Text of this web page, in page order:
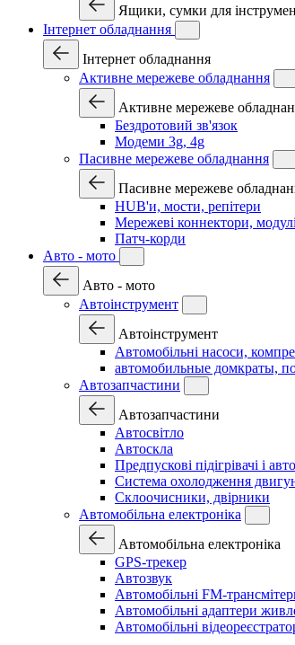
Ящики, сумки для
Інтернет обладнання
Інтернет обладнання
Активне мережеве обладнання
Активне мережеве
Бездротовий зв'язок
Модеми 3g, 4g
Пасивне мережеве обладнання
Пасивне мережеве
HUB'и, мости, репітери
Мережеві коннектори,
Патч-корди
Авто - мото
Авто - мото
Автоінструмент
Автоінструмент
Автомобільні насоси,
автомобильные домкраты,
Автозапчастини
Автозапчастини
Автосвітло
Автоскла
Предпускові підігрівачі і
Система охолодження
Склоочисники, двірники
Автомобільна електроніка
Автомобільна електроніка
GPS-трекер
Автозвук
Автомобільні FM-
Автомобільні адаптери
Автомобільні